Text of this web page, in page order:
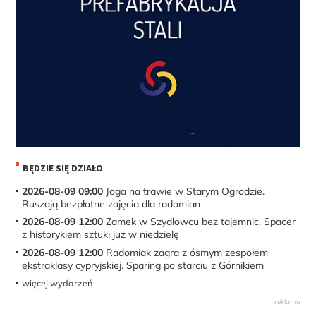
BĘDZIE SIĘ DZIAŁO
2026-08-09 09:00 Joga na trawie w Starym Ogrodzie.
Ruszają bezpłatne zajęcia dla radomian
2026-08-09 12:00 Zamek w Szydłowcu bez tajemnic. Spacer
z historykiem sztuki już w niedzielę
2026-08-09 12:00 Radomiak zagra z ósmym zespołem
ekstraklasy cypryjskiej. Sparing po starciu z Górnikiem
więcej wydarzeń